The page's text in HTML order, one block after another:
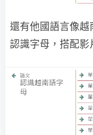
還有他國語言像
認識字母，搭配影